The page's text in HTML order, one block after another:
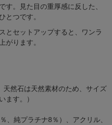
す。見た目の重厚感に反した、
とつです。
とセットアップすると、ワンラ
がります。
然石は天然素材のため、サイズ
ます。）
、純プラチナ8％）、アクリル、